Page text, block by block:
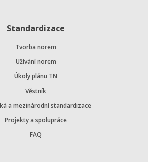
Standardizace
Tvorba norem
Užívání norem
Úkoly plánu TN
Věstník
a mezinárodní standardizace
Projekty a spolupráce
FAQ